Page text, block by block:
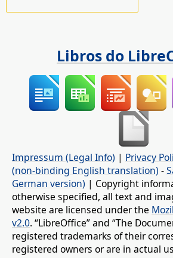
Libros do
Impressum (Legal Info) | Privacy
(non-binding English translation) -
German version) | Copyright
otherwise specified, all text and
website are licensed under the
v2.0. “LibreOffice” and “The
registered trademarks of their
registered owners or are in actual